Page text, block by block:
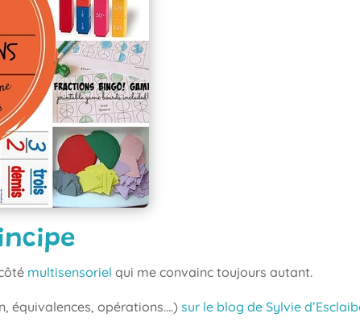
multisensoriel qui me convainc toujours autant.
équivalences, opérations….)sur le blog de Sylvie